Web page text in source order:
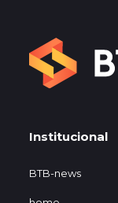
Institucional
BTB-news